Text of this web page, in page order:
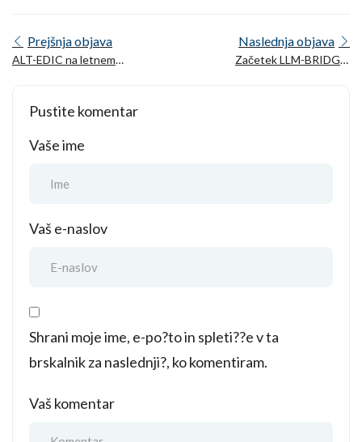
Prejšnja objava
ALT-EDIC na letnem
zaupanja v evropske LLM
Naslednja objava
Začetek LLM-BRIDGE:
Pustite komentar
Vaše ime
Vaš e-naslov
Shrani moje ime, e-po?to in spleti??e v ta
brskalnik za naslednji?, ko komentiram.
Vaš komentar